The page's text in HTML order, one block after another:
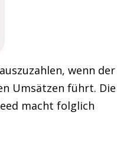
wenn der
Umsätzen führt. Die
macht folglich